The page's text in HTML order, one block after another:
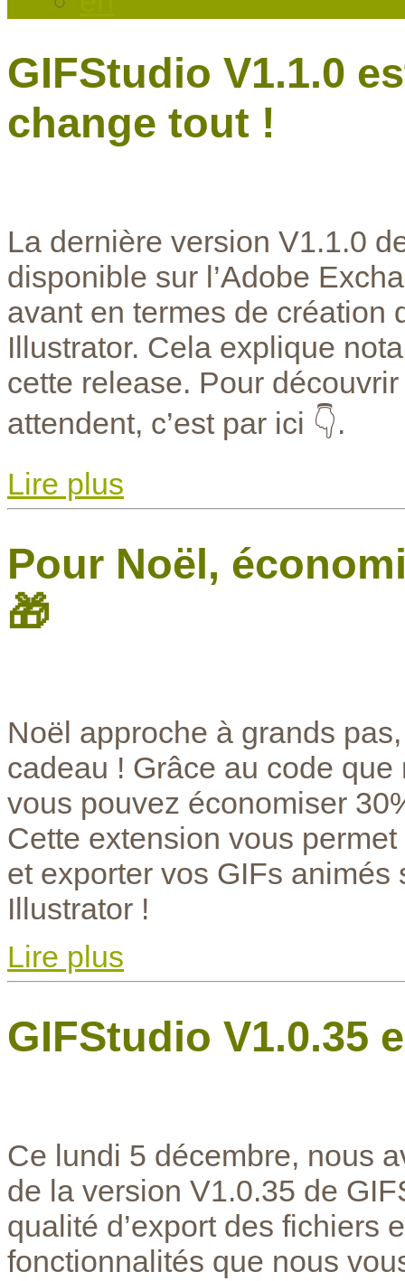
GIFStudio V1.1.0
change tout !
La dernière version V1.1.0
disponible sur l’Adobe
avant en termes de création
Illustrator. Cela explique
cette release. Pour
attendent, c’est par ici 👇.
Lire plus
Pour Noël,
🎁
Noël approche à grands
cadeau ! Grâce au code
vous pouvez économiser
Cette extension vous
et exporter vos GIFs
Illustrator !
Lire plus
GIFStudio V1.0.35
Ce lundi 5 décembre, nous
de la version V1.0.35 de
qualité d’export des fichiers
fonctionnalités que nous